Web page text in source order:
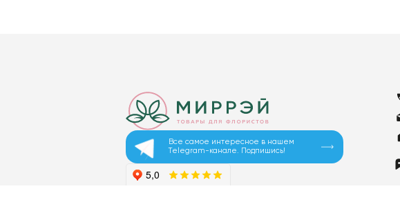
Все самое интересное в нашем
Telegram-канале. Подпишись!